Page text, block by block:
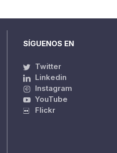
SÍGUENOS EN
Twitter
Linkedin
Instagram
YouTube
Flickr